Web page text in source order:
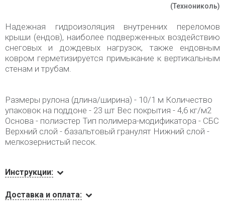
(Технониколь)
Надежная гидроизоляция внутренних переломов
крыши (ендов), наиболее подверженных воздействию
снеговых и дождевых нагрузок, также ендовным
ковром герметизируется примыкание к вертикальным
стенам и трубам.
Размеры рулона (длина/ширина) - 10/1 м Количество
упаковок на поддоне - 23 шт Вес покрытия - 4,6 кг/м2
Основа - полиэстер Тип полимера-модификатора - СБС
Верхний слой - базальтовый гранулят Нижний слой -
мелкозернистый песок.
Инструкции:
Доставка и оплата: